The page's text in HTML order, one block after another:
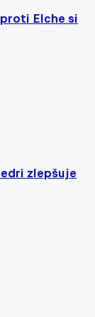
Elche si
zlepšuje